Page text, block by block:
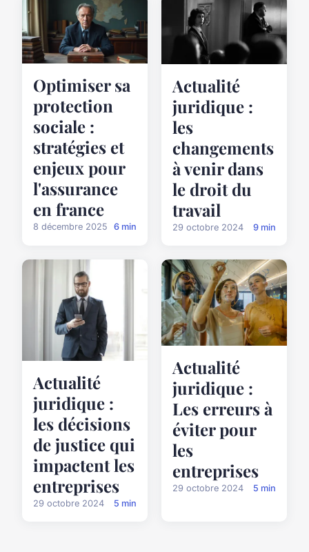
Optimiser sa
protection
sociale :
stratégies et
enjeux pour
l'assurance
en france
8 décembre 2025 6 min
Actualité
juridique :
les
changements
à venir dans
le droit du
travail
29 octobre 2024 9 min
Actualité
juridique :
les décisions
de justice qui
impactent les
entreprises
29 octobre 2024 5 min
Actualité
juridique :
Les erreurs à
éviter pour
les
entreprises
29 octobre 2024 5 min